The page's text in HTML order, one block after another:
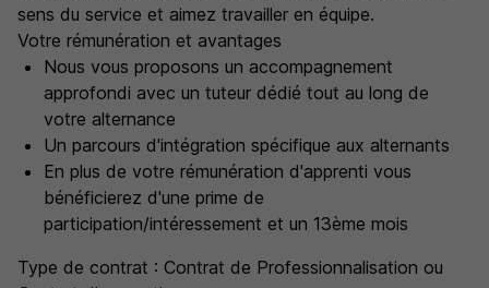
sens du service et aimez travailler en équipe.
Votre rémunération et avantages
Nous vous proposons un accompagnement
approfondi avec un tuteur dédié tout au long de
votre alternance
Un parcours d'intégration spécifique aux alternants
En plus de votre rémunération d'apprenti vous
bénéficierez d'une prime de
participation/intéressement et un 13ème mois
Type de contrat : Contrat de Professionnalisation ou